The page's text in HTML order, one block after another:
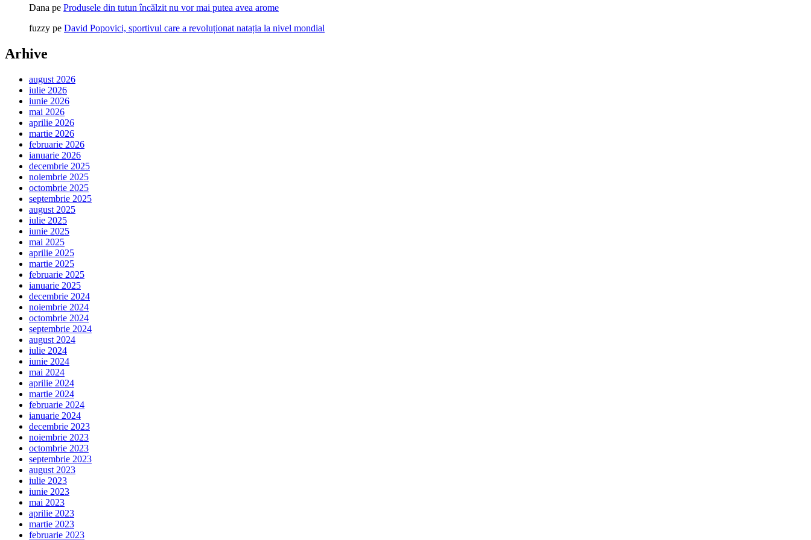
Dana pe Produsele din tutun încălzit nu vor mai putea avea arome
fuzzy pe David Popovici, sportivul care a revoluționat natația la nivel mondial
Arhive
august 2026
iulie 2026
iunie 2026
mai 2026
aprilie 2026
martie 2026
februarie 2026
ianuarie 2026
decembrie 2025
noiembrie 2025
octombrie 2025
septembrie 2025
august 2025
iulie 2025
iunie 2025
mai 2025
aprilie 2025
martie 2025
februarie 2025
ianuarie 2025
decembrie 2024
noiembrie 2024
octombrie 2024
septembrie 2024
august 2024
iulie 2024
iunie 2024
mai 2024
aprilie 2024
martie 2024
februarie 2024
ianuarie 2024
decembrie 2023
noiembrie 2023
octombrie 2023
septembrie 2023
august 2023
iulie 2023
iunie 2023
mai 2023
aprilie 2023
martie 2023
februarie 2023